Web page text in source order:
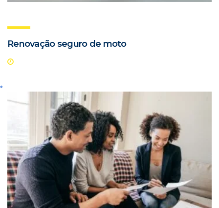
Renovação seguro de moto